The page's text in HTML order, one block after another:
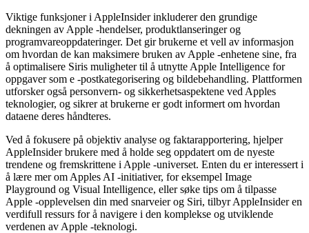
Viktige funksjoner i AppleInsider inkluderer den grundige
dekningen av Apple -hendelser, produktlanseringer og
programvareoppdateringer. Det gir brukerne et vell av informasjon
om hvordan de kan maksimere bruken av Apple -enhetene sine, fra
å optimalisere Siris muligheter til å utnytte Apple Intelligence for
oppgaver som e -postkategorisering og bildebehandling. Plattformen
utforsker også personvern- og sikkerhetsaspektene ved Apples
teknologier, og sikrer at brukerne er godt informert om hvordan
dataene deres håndteres.
Ved å fokusere på objektiv analyse og faktarapportering, hjelper
AppleInsider brukere med å holde seg oppdatert om de nyeste
trendene og fremskrittene i Apple -universet. Enten du er interessert i
å lære mer om Apples AI -initiativer, for eksempel Image
Playground og Visual Intelligence, eller søke tips om å tilpasse
Apple -opplevelsen din med snarveier og Siri, tilbyr AppleInsider en
verdifull ressurs for å navigere i den komplekse og utviklende
verdenen av Apple -teknologi.